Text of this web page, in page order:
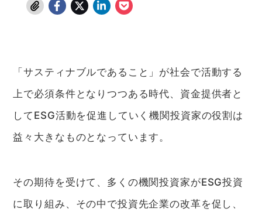
「サスティナブルであること」が社会で活動する
上で必須条件となりつつある時代、資金提供者と
してESG活動を促進していく機関投資家の役割は
益々大きなものとなっています。
その期待を受けて、多くの機関投資家がESG投資
に取り組み、その中で投資先企業の改革を促し、